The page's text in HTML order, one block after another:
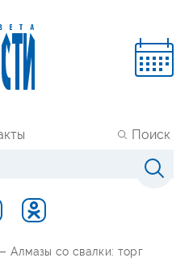
Поиск
Алмазы со свалки: торг